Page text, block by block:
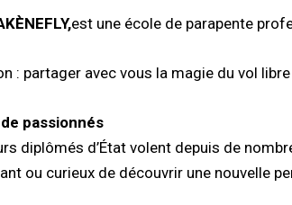
est une école de parapente
: partager avec vous la magie du vol
passionnés
diplômés d’État volent depuis de
ou curieux de découvrir une nouvelle